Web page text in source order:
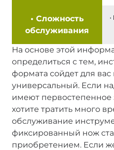
• Сложность
обслуживания
•
На основе этой
определиться с тем,
формата сойдет для вас
универсальный. Если
имеют первостепенное
хотите тратить много
обслуживание
фиксированный нож
приобретением. Если